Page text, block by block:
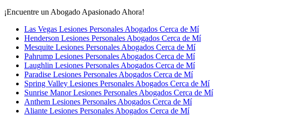
¡Encuentre un Abogado Apasionado Ahora!
Las Vegas Lesiones Personales Abogados Cerca de Mí
Henderson Lesiones Personales Abogados Cerca de Mí
Mesquite Lesiones Personales Abogados Cerca de Mí
Pahrump Lesiones Personales Abogados Cerca de Mí
Laughlin Lesiones Personales Abogados Cerca de Mí
Paradise Lesiones Personales Abogados Cerca de Mí
Spring Valley Lesiones Personales Abogados Cerca de Mí
Sunrise Manor Lesiones Personales Abogados Cerca de Mí
Anthem Lesiones Personales Abogados Cerca de Mí
Aliante Lesiones Personales Abogados Cerca de Mí